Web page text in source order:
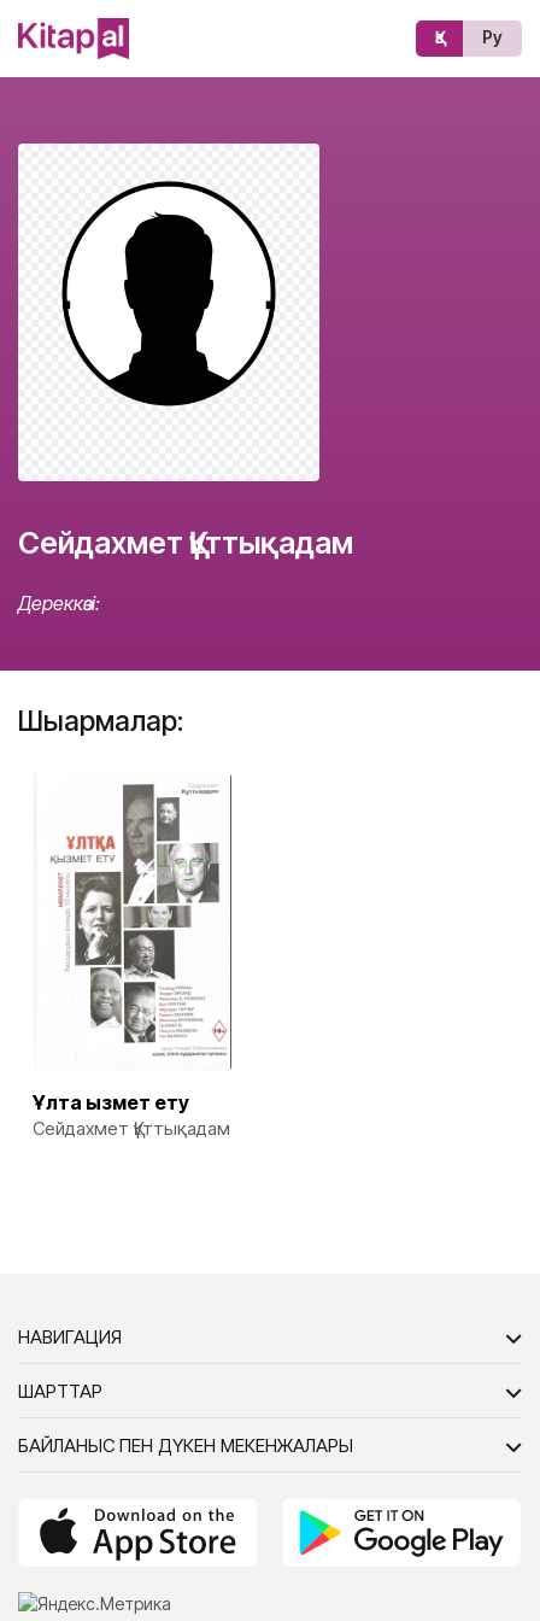
Қз Ру
Сейдахмет Құттықадам
Дереккөзі:
Шығармалар:
Ұлтқа қызмет ету
Сейдахмет Құттықадам
НАВИГАЦИЯ
ШАРТТАР
БАЙЛАНЫС ПЕН ДҮКЕН МЕКЕНЖАЛАРЫ